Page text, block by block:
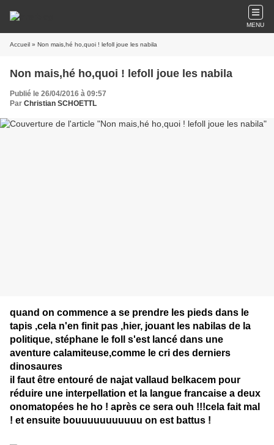
MENU
Accueil » Non mais,hé ho,quoi ! lefoll joue les nabila
Non mais,hé ho,quoi ! lefoll joue les nabila
Publié le 26/04/2016 à 09:57
Par Christian SCHOETTL
quand on commence a se prendre les pieds dans le
tapis ,cela n'en finit pas ,hier, jouant les nabilas de la
politique, stéphane le foll s'est lancé dans une
aventure calamiteuse,comme le cri des derniers
dinosaures
il faut être entouré de najat vallaud belkacem pour
réduire une interpellation et la langue francaise a deux
onomatopées he ho ! après ce sera ouh !!!cela fait mal
! et ensuite bouuuuuuuuuuu on est battus !